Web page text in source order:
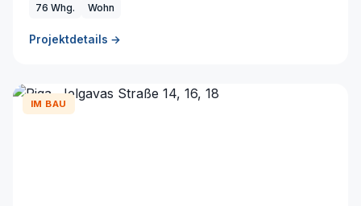
76 Whg. Wohn
Projektdetails →
IM BAU